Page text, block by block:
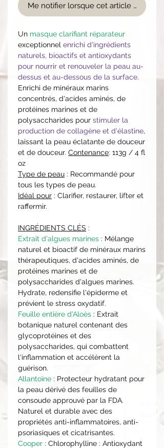
Me notifier lorsque cet article est
Un masque clarifiant réparateur
exceptionnel enrichi d'ingrédients
naturels, bioactifs et antioxydants
pour nourrir et renouveler la peau au-
dessus et au-dessous de la surface.
Enrichi de minéraux marins
concentrés, d'acides aminés, de
protéines marines et de
polysaccharides pour stimuler la
production de collagène et d'élastine,
laissant la peau éclatante de douceur
et de douceur. Contenance: 113g / 4 fl
oz
Type de peau : Recommandé pour
tous les types de peau.
Idéal pour : Clarifier, restaurer, lifter et
raffermir.
INGRÉDIENTS CLÉS :
Extrait d'algues marines : Mélange
naturel et bioactif de minéraux marins
thérapeutiques, d'acides aminés, de
protéines marines et de
polysaccharides d'algues marines.
Hydrate, redensifie l'épiderme et
prévient le stress oxydatif.
Feuille entière d'Aloès : Extrait
botanique naturel contenant des
glycoprotéines et des
polysaccharides, qui combattent
l'inflammation et accélèrent la
guérison.
Allantoïne : Protecteur hydratant pour
la peau dérivé des feuilles de
consoude approuvé par la FDA.
Naturel et durable avec des
propriétés anti-inflammatoires, anti-
psoriasiques et cicatrisantes.
Cooper : Chlorophylline : Antioxydant